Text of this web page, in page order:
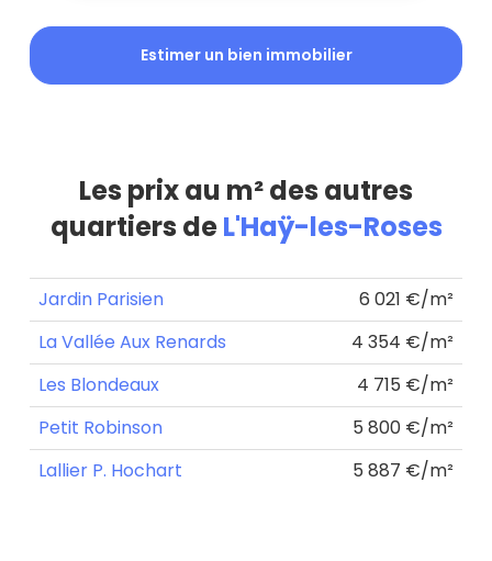
Estimer un bien immobilier
Les prix au m² des autres
quartiers deL'Haÿ-les-Roses
Jardin Parisien
6 021 €/m²
La Vallée Aux Renards
4 354 €/m²
Les Blondeaux
4 715 €/m²
Petit Robinson
5 800 €/m²
Lallier P. Hochart
5 887 €/m²